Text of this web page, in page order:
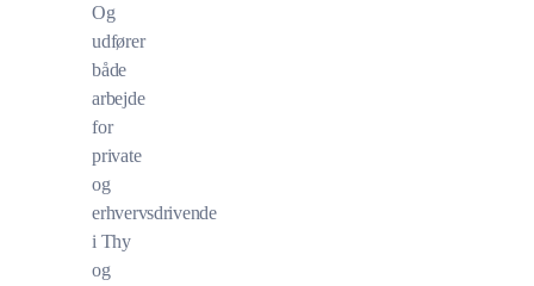
Og
udfører
både
arbejde
for
private
og
erhvervsdrivende
i Thy
og